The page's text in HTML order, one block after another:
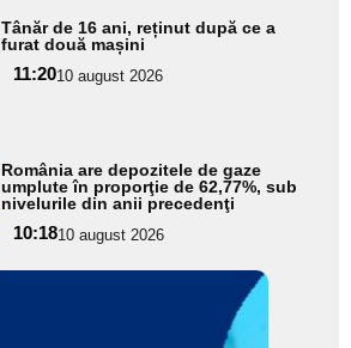
Tânăr de 16 ani, reținut după ce a
furat două mașini
11:2010 august 2026
România are depozitele de gaze
umplute în proporţie de 62,77%, sub
nivelurile din anii precedenţi
10:1810 august 2026